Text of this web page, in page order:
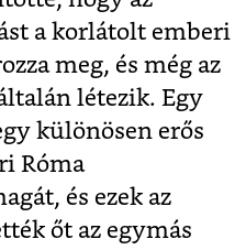
a korlátolt emberi
meg, és még az
létezik. Egy
különösen erős
Róma
és ezek az
őt az egymás